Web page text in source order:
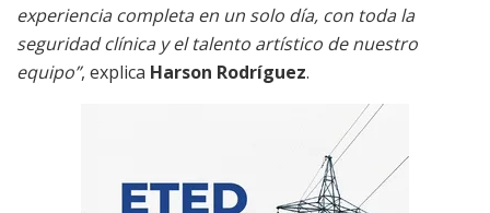
experiencia completa en un solo día, con toda la
seguridad clínica y el talento artístico de nuestro
equipo”, explica Harson Rodríguez.